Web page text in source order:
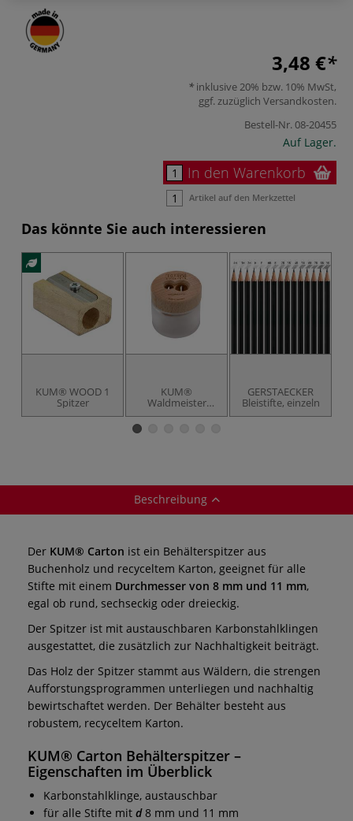
3,48 €
inklusive 20% bzw. 10% MwSt,
ggf. zuzüglich Versandkosten.
Bestell-Nr.08-20455
Auf Lager.
In den Warenkorb
Artikel auf den Merkzettel
Das könnte Sie auch interessieren
KUM® WOOD 1
Spitzer
KUM®
Waldmeister
Doppelspitzer
GERSTAECKER
Bleistifte, einzeln
Beschreibung
Der KUM® Carton ist ein Behälterspitzer aus
Buchenholz und recyceltem Karton, geeignet für alle
Stifte mit einem Durchmesser von 8 mm und 11 mm,
egal ob rund, sechseckig oder dreieckig.
Der Spitzer ist mit austauschbaren Karbonstahlklingen
ausgestattet, die zusätzlich zur Nachhaltigkeit beiträgt.
Das Holz der Spitzer stammt aus Wäldern, die strengen
Aufforstungsprogrammen unterliegen und nachhaltig
bewirtschaftet werden. Der Behälter besteht aus
robustem, recyceltem Karton.
KUM® Carton Behälterspitzer –
Eigenschaften im Überblick
Karbonstahlklinge, austauschbar
für alle Stifte mit d8 mm und 11 mm